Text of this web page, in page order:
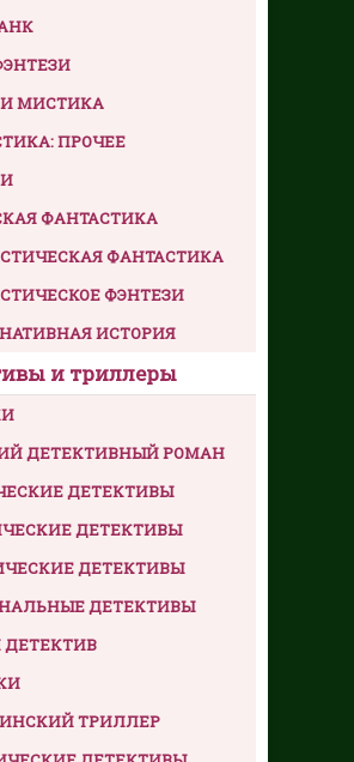
МИСТИКА
ПРОЧЕЕ
ФАНТАСТИКА
ФАНТАСТИКА
ФЭНТЕЗИ
ИСТОРИЯ
и триллеры
ДЕТЕКТИВНЫЙ РОМАН
ДЕТЕКТИВЫ
ДЕТЕКТИВЫ
ДЕТЕКТИВЫ
ДЕТЕКТИВЫ
ДЕТЕКТИВ
ТРИЛЛЕР